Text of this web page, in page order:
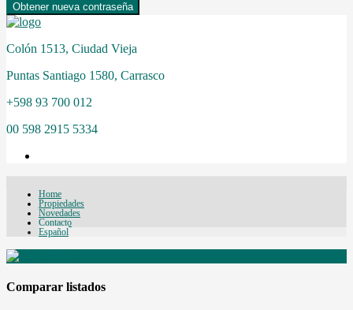
Obtener nueva contraseña
Colón 1513, Ciudad Vieja
Puntas Santiago 1580, Carrasco
+598 93 700 012
00 598 2915 5334
Home
Propiedades
Novedades
Contacto
Español
Comparar listados